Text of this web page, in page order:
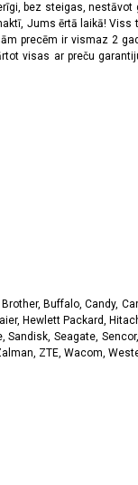
bez steigas,
Jums ērtā laikā!
precēm ir vismaz 2
visas ar preču
Buffalo, Candy,
Hewlett Packard,
Seagate,
ZTE, Wacom,